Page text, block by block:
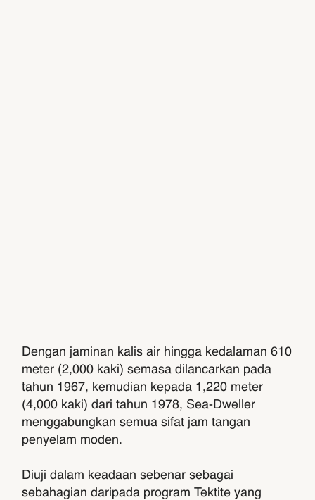
Dengan jaminan kalis air hingga kedalaman 610
meter (2,000 kaki) semasa dilancarkan pada
tahun 1967, kemudian kepada 1,220 meter
(4,000 kaki) dari tahun 1978, Sea-Dweller
menggabungkan semua sifat jam tangan
penyelam moden.
Diuji dalam keadaan sebenar sebagai
sebahagian daripada program Tektite yang